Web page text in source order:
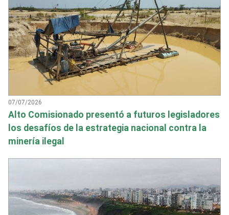
07/07/2026
Alto Comisionado presentó a futuros legisladores
los desafíos de la estrategia nacional contra la
minería ilegal